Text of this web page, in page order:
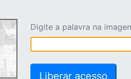
Digite a palavra na